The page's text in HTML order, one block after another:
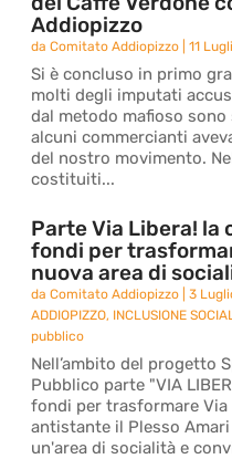
Addiopizzo
daComitato Addiopizzo |11
Si è concluso in primo
molti degli imputati
dal metodo mafioso
alcuni commercianti
del nostro movimento.
costituiti...
Parte Via Libera! la
fondi per
nuova area di
daComitato Addiopizzo |3
ADDIOPIZZO, INCLUSIONE
pubblico
Nell’ambito del progetto
Pubblico parte "VIA
fondi per trasformare Via
antistante il Plesso Amari
un'area di socialità e